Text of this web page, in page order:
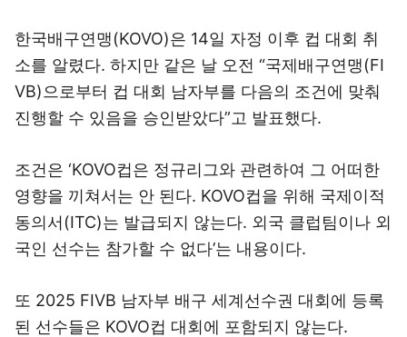
한국배구연맹(KOVO)은 14일 자정 이후 컵 대회 취
소를 알렸다. 하지만 같은 날 오전 “국제배구연맹(FI
VB)으로부터 컵 대회 남자부를 다음의 조건에 맞춰
진행할 수 있음을 승인받았다”고 발표했다.
조건은 ‘KOVO컵은 정규리그와 관련하여 그 어떠한
영향을 끼쳐서는 안 된다. KOVO컵을 위해 국제이적
동의서(ITC)는 발급되지 않는다. 외국 클럽팀이나 외
국인 선수는 참가할 수 없다’는 내용이다.
또 2025 FIVB 남자부 배구 세계선수권 대회에 등록
된 선수들은 KOVO컵 대회에 포함되지 않는다.